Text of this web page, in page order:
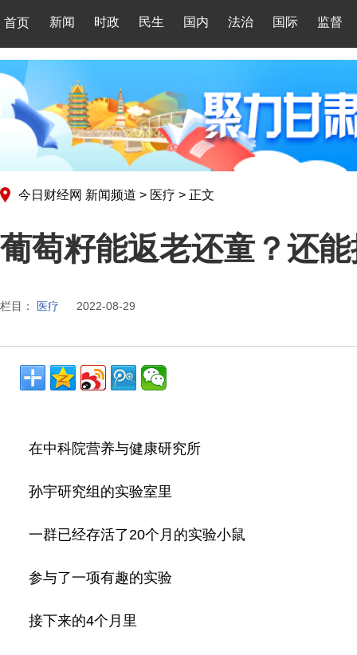
首页 新闻 时政 民生 国内 法治 国际 监督
今日财经网 新闻频道 > 医疗 > 正文
葡萄籽能返老还童？还
栏目： 医疗 2022-08-29
在中科院营养与健康研究所
孙宇研究组的实验室里
一群已经存活了20个月的实验小鼠
参与了一项有趣的实验
接下来的4个月里